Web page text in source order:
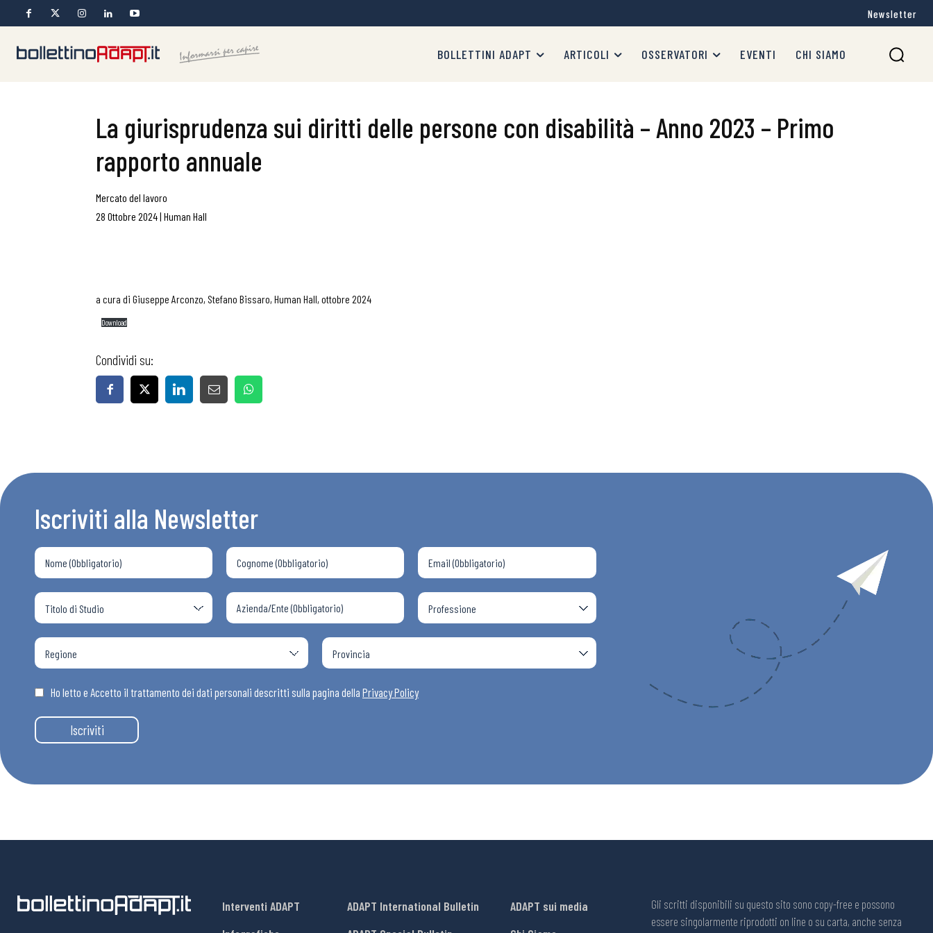
Bollettini ADAPT
Articoli
Osservatori
Eventi
Newsletter
BOLLETTINI ADAPT ARTICOLI OSSERVATORI EVENTI CHI SIAMO
La giurisprudenza sui diritti delle persone con disabilità – Anno 2023 – Primo
rapporto annuale
Mercato del lavoro
28 Ottobre 2024| Human Hall
a cura di Giuseppe Arconzo, Stefano Bissaro, Human Hall, ottobre 2024
Download
Condividi su:
Iscriviti alla Newsletter
Ho letto e Accetto il trattamento dei dati personali descritti sulla pagina della Privacy Policy
Iscriviti
Interventi ADAPT
ADAPT International Bulletin
ADAPT sui media
Gli scritti disponibili su questo sito sono copy-free e possono
essere singolarmente riprodotti on line o su carta, anche senza